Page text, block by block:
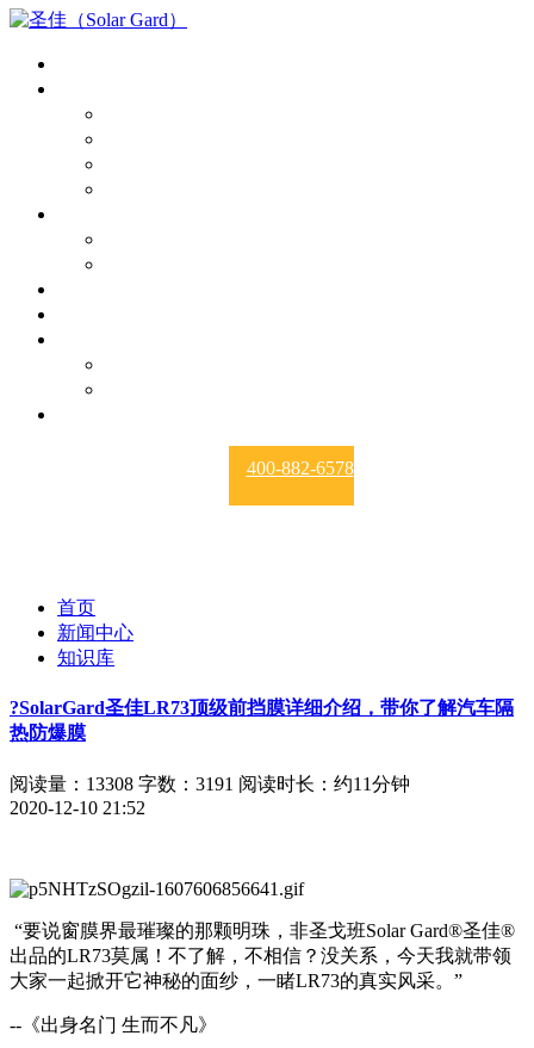
400-882-6578
首页
新闻中心
知识库
?SolarGard圣佳LR73顶级前挡膜详细介绍，带你了解汽车隔
热防爆膜
阅读量：13308 字数：3191 阅读时长：约11分钟
2020-12-10 21:52
“要说窗膜界最璀璨的那颗明珠，非圣戈班Solar Gard®圣佳®
出品的LR73莫属！不了解，不相信？没关系，今天我就带领
大家一起掀开它神秘的面纱，一睹LR73的真实风采。”
--《出身名门 生而不凡》